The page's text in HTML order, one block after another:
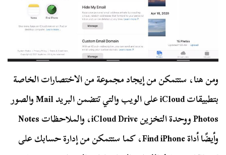
ومن هنا، ستتمكن من إيجاد مجموعة من الاختصارات الخاصة
بتطبيقات iCloud على الويب والتي تتضمن البريد Mail والصور
Photos ووحدة التخزين iCloud Drive، والملاحظات Notes
وأيضًا أداة Find iPhone، كما ستتمكن من إدارة حسابك على